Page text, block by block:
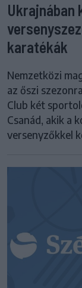
Ukrajnában
karatékák
Nemzetközi
az őszi
Club két
Csanád, akik a
versenyzőkkel